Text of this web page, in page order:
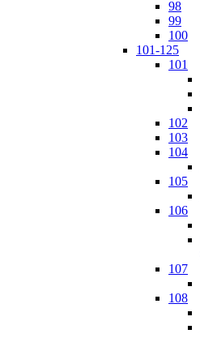
98
99
100
101-125
101
102
103
104
105
106
107
108